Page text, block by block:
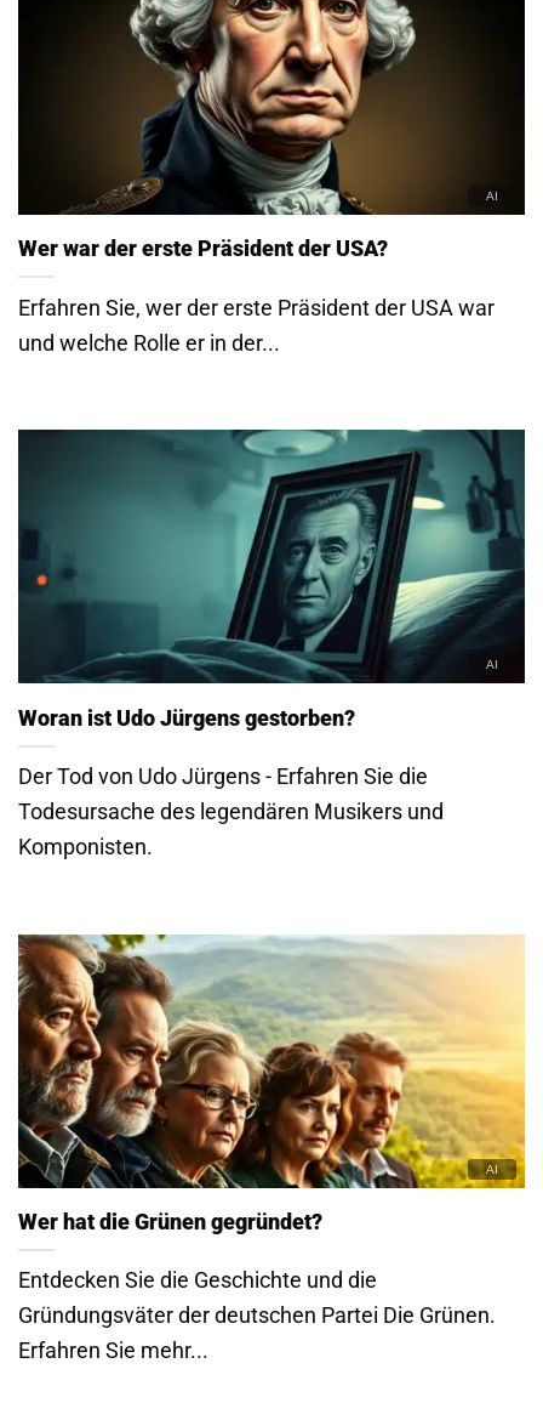
Wer war der erste Präsident der USA?
Erfahren Sie, wer der erste Präsident der USA war
und welche Rolle er in der...
Woran ist Udo Jürgens gestorben?
Der Tod von Udo Jürgens - Erfahren Sie die
Todesursache des legendären Musikers und
Komponisten.
Wer hat die Grünen gegründet?
Entdecken Sie die Geschichte und die
Gründungsväter der deutschen Partei Die Grünen.
Erfahren Sie mehr...